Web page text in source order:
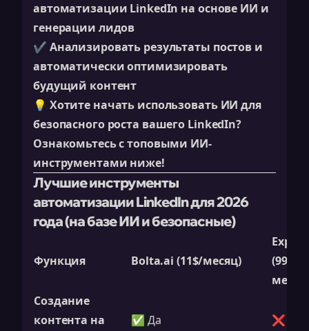
автоматизации LinkedIn на основе ИИ и
генерации лидов
✔️ Анализировать результаты постов и
автоматически оптимизировать
будущий контент
💡 Хотите начать использовать ИИ для
безопасного роста вашего LinkedIn?
Ознакомьтесь с топовыми ИИ-
инструментами ниже!
Лучшие инструменты
автоматизации LinkedIn для 2026
года (на базе ИИ и безопасные)
Функция Bolta.ai (11$/месяц)
(99$/
Создание
контента на
✅ Да ❌ Нет